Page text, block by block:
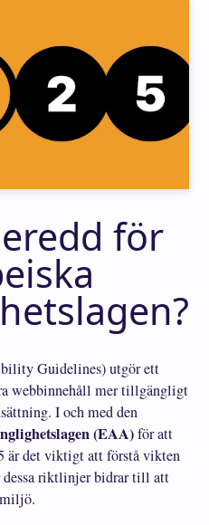
för
Guidelines) utgör ett
webbinnehåll mer tillgängligt
I och med den
(EAA)för att
är det viktigt att förstå vikten
riktlinjer bidrar till att